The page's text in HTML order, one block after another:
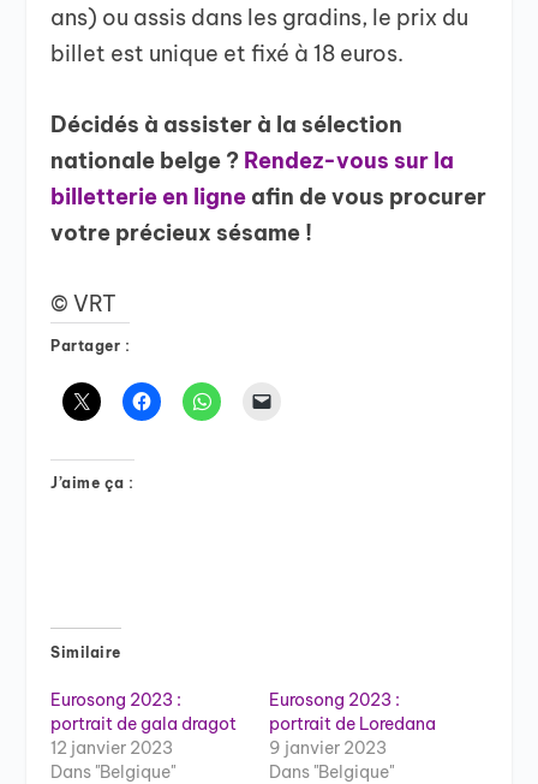
ans) ou assis dans les gradins, le prix du
billet est unique et fixé à 18 euros.
Décidés à assister à la sélection
nationale belge ? Rendez-vous sur la
billetterie en ligne afin de vous procurer
votre précieux sésame !
© VRT
Partager :
J’aime ça :
Similaire
Eurosong 2023 :
portrait de gala dragot
12 janvier 2023
Dans "Belgique"
Eurosong 2023 :
portrait de Loredana
9 janvier 2023
Dans "Belgique"